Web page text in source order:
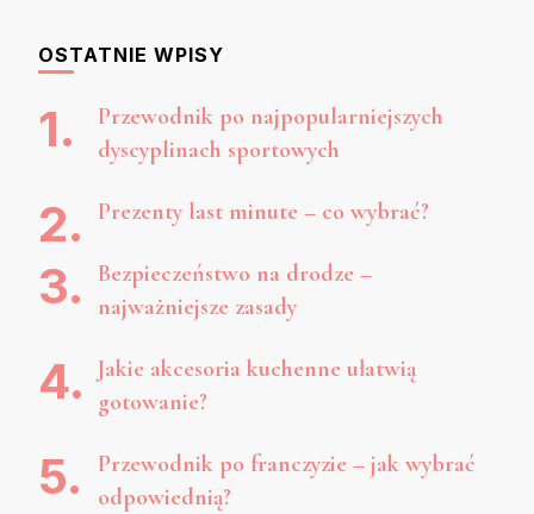
OSTATNIE WPISY
Przewodnik po najpopularniejszych
dyscyplinach sportowych
Prezenty last minute – co wybrać?
Bezpieczeństwo na drodze –
najważniejsze zasady
Jakie akcesoria kuchenne ułatwią
gotowanie?
Przewodnik po franczyzie – jak wybrać
odpowiednią?